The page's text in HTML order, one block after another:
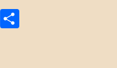
Qzone